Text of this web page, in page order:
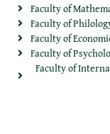
Faculty of
Faculty of
Faculty of
Faculty of
Faculty of